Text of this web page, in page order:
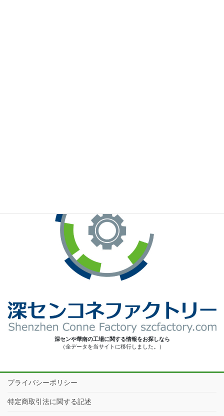
深センや華南の工場に関する情報をお探しなら
（全データを当サイトに移行しました。）
プライバシーポリシー
特定商取引法に関する記述